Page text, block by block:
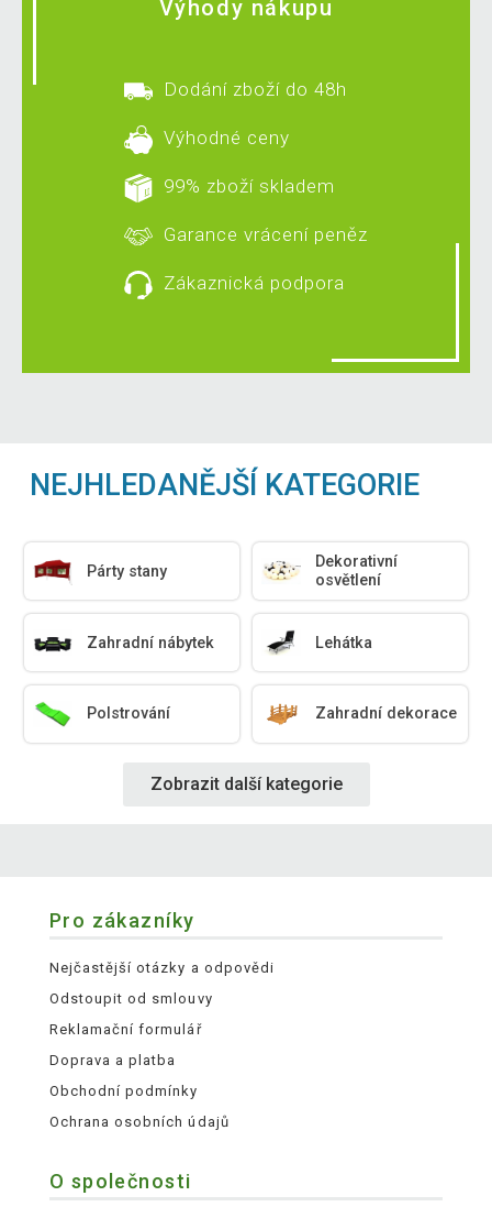
Výhody nákupu
Dodání zboží do 48h
Výhodné ceny
99% zboží skladem
Garance vrácení peněz
Zákaznická podpora
NEJHLEDANĚJŠÍ KATEGORIE
Párty stany
Dekorativní
osvětlení
Zahradní nábytek Lehátka
Polstrování Zahradní dekorace
Zobrazit další kategorie
Pro zákazníky
Nejčastější otázky a odpovědi
Odstoupit od smlouvy
Reklamační formulář
Doprava a platba
Obchodní podmínky
Ochrana osobních údajů
O společnosti